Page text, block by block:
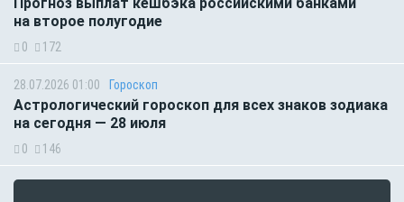
на второе полугодие
0 172
28.07.2026 01:00 Гороскоп
Астрологический гороскоп для всех знаков зодиака
на сегодня — 28 июля
0 146